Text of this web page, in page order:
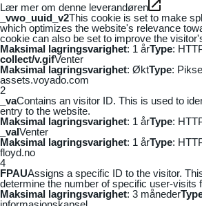
Lær mer om denne leverandøren
_vwo_uuid_v2This cookie is set to make
which optimizes the website's relevance
cookie can also be set to improve the
Maksimal lagringsvarighet: 1 årType:
collect/v.gifVenter
Maksimal lagringsvarighet: ØktType:
assets.voyado.com
2
_vaContains an visitor ID. This is used to
entry to the website.
Maksimal lagringsvarighet: 1 årType:
_vaIVenter
Maksimal lagringsvarighet: 1 årType:
floyd.no
4
FPAUAssigns a specific ID to the visitor.
determine the number of specific user-visits
Maksimal lagringsvarighet: 3 måneder